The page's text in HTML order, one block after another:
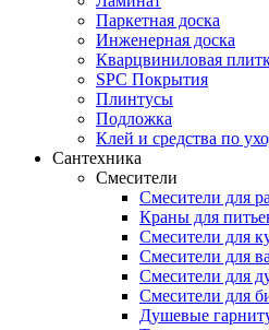
Паркетная доска
Инженерная доска
Кварцвиниловая
SPC Покрытия
Плинтусы
Подложка
Клей и средства по
Сантехника
Смесители
Смесители для
Краны для
Смесители для
Смесители для
Смесители для
Смесители для
Душевые